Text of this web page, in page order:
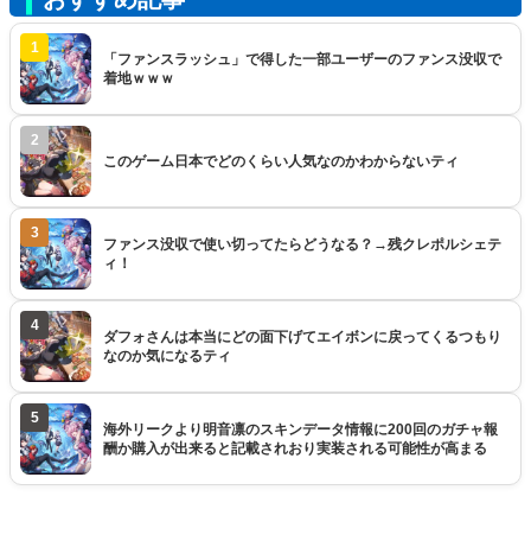
1
「ファンスラッシュ」で得した一部ユーザーのファンス没収で
着地ｗｗｗ
2
このゲーム日本でどのくらい人気なのかわからないティ
3
ファンス没収で使い切ってたらどうなる？→残クレポルシェテ
ィ！
4
ダフォさんは本当にどの面下げてエイボンに戻ってくるつもり
なのか気になるティ
5
海外リークより明音凛のスキンデータ情報に200回のガチャ報
酬か購入が出来ると記載されおり実装される可能性が高まる